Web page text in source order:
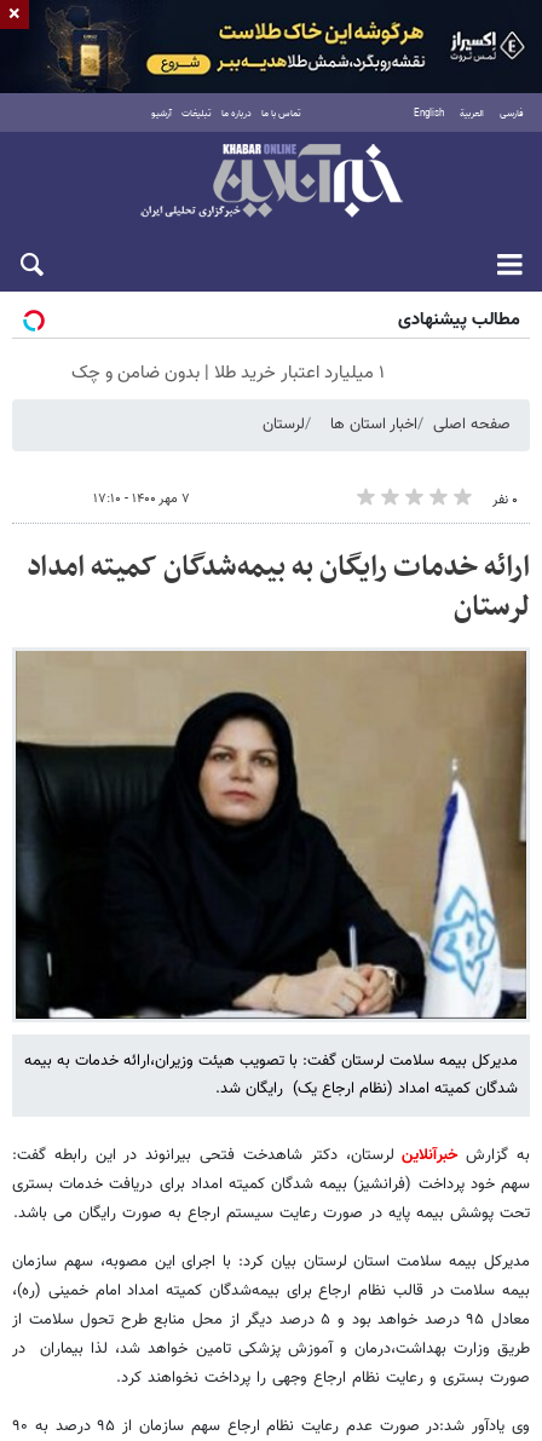
فارسی العربية English تماس با ما درباره ما تبلیغات آرشیو
جمعه ۱۶ مرداد ۱۴۰۵
مطالب پیشنهادی
۱ میلیارد اعتبار خرید طلا | بدون ضامن و چک
صفحه اصلی اخبار استان ها لرستان
۰ نفر ۷ مهر ۱۴۰۰ - ۱۷:۱۰
ارائه خدمات رایگان به بیمه‌شدگان کمیته امداد
لرستان
مدیرکل بیمه سلامت لرستان گفت: با تصویب هیئت وزیران،ارائه خدمات به بیمه
شدگان کمیته امداد (نظام ارجاع یک) رایگان شد.
به گزارشخبرآنلاینلرستان، دکتر شاهدخت فتحی بیرانوند در این رابطه گفت:
سهم خود پرداخت (فرانشیز) بیمه شدگان کمیته امداد برای دریافت خدمات بستری
تحت پوشش بیمه پایه در صورت رعایت سیستم ارجاع به صورت رایگان می باشد.
مدیرکل بیمه سلامت استان لرستان بیان کرد: با اجرای این مصوبه، سهم سازمان
بیمه سلامت در قالب نظام ارجاع برای بیمه‌شدگان کمیته امداد امام خمینی (ره)،
معادل ۹۵ درصد خواهد بود و ۵ درصد دیگر از محل منابع طرح تحول سلامت از
طریق وزارت بهداشت،درمان و آموزش پزشکی تامین خواهد شد، لذا بیماران در
صورت بستری و رعایت نظام ارجاع وجهی را پرداخت نخواهند کرد.
وی یادآور شد:در صورت عدم رعایت نظام ارجاع سهم سازمان از ۹۵ درصد به ۹۰
×